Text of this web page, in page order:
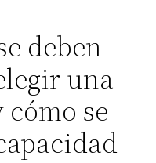
deben
una
se